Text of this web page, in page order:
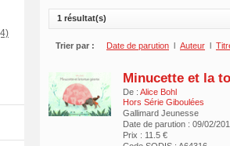
1 résultat(s)
Trier par : Date de parution l Auteur l
Minucette et la
De : Alice Bohl
Hors Série Giboulées
Gallimard Jeunesse
Date de parution : 09/02/
Prix : 11.5 €